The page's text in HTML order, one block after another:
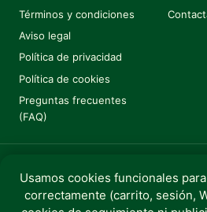
Términos y condiciones
Aviso legal
Política de privacidad
Política de cookies
Preguntas frecuentes
(FAQ)
Copyright © 2025 Huella Urbana.
Usamos cookies funcionales
correctamente (carrito, sesión,
€6,50 Añadir